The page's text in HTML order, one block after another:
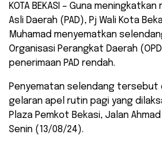
KOTA BEKASI – Guna
Asli Daerah (PAD), Pj Wali Kota
Muhamad menyematkan
Organisasi Perangkat Daerah
penerimaan PAD rendah.
Penyematan selendang tersebut
gelaran apel rutin pagi yang
Plaza Pemkot Bekasi, Jalan
Senin (13/08/24).